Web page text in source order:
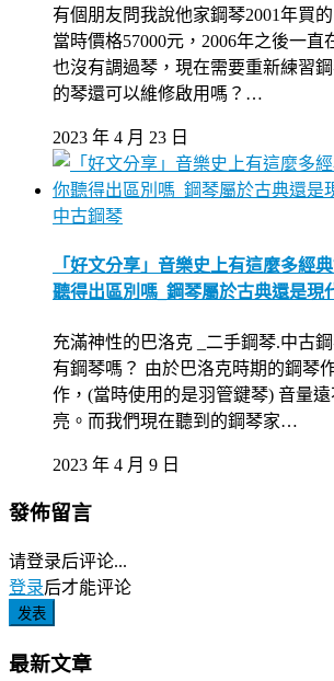
有個朋友問我說他家鋼琴2001年買
當時價格57000元，2006年之後一直
也沒有調過琴，現在需要重新練習
的琴還可以維修啟用嗎？…
2023 年 4 月 23 日
中古鋼琴
「好文分享」音樂史上有這麼多經
聽得出區別嗎_鋼琴屬於古典還是現
充滿神性的巴洛克 _二手鋼琴.中古
有鋼琴嗎？ 由於巴洛克時期的鋼琴
作，(當時使用的是羽管鍵琴) 音量
亮。而我們現在聽到的鋼琴家…
2023 年 4 月 9 日
發佈留言
请登录后评论...
登录后才能评论
发表
最新文章